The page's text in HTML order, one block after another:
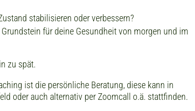
stabilisieren oder verbessern?
für deine Gesundheit von morgen und im
zu spät.
ist die persönliche Beratung, diese kann in
oder auch alternativ per Zoomcall o.ä. stattfinden.